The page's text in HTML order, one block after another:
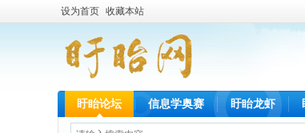
设为首页 收藏本站
盱眙论坛 信息学奥赛 盱眙龙虾